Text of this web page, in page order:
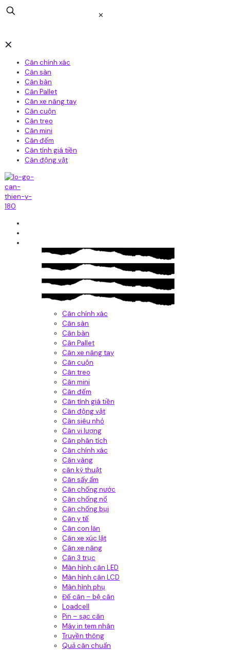
✕
✕
Cân chính xác
Cân sàn
Cân bàn
Cân Pallet
Cân xe nâng tay
Cân cuộn
Cân treo
Cân mini
Cân đếm
Cân tính giá tiền
Cân động vật
Cân chính xác
Cân sàn
Cân bàn
Cân Pallet
Cân xe nâng tay
Cân cuộn
Cân treo
Cân mini
Cân đếm
Cân tính giá tiền
Cân động vật
Cân siêu nhỏ
Cân vi lượng
Cân phân tích
Cân chính xác
Cân vàng
cân kỹ thuật
Cân sấy ẩm
Cân chống nước
Cân chống nổ
Cân chống bụi
Cân y tế
Cân con lăn
Cân xe xúc lật
Cân xe nâng
Cân 3 trục
Màn hình cân LED
Màn hình cân LCD
Màn hình phụ
Đế cân – bệ cân
Loadcell
Pin – sạc cân
Máy in tem nhãn
Truyền thông
Quả cân chuẩn